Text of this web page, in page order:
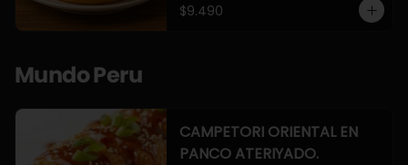
$9.490
Mundo Peru
CAMPETORI ORIENTAL EN
PANCO ATERIYADO.